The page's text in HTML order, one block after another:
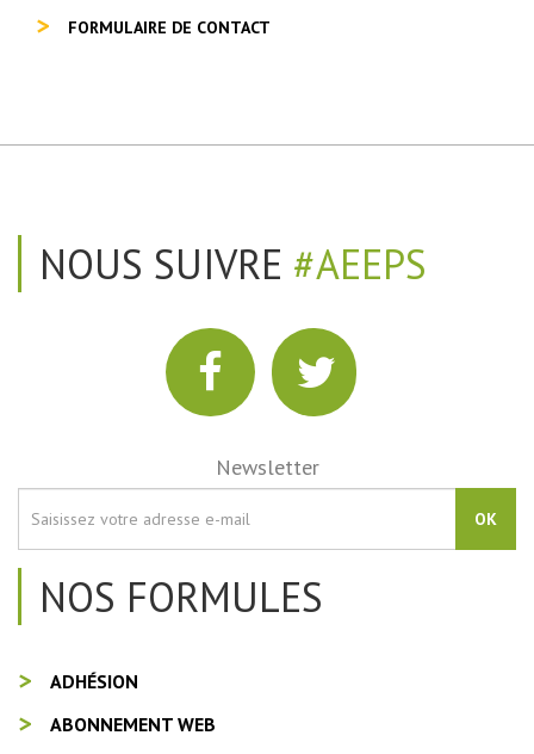
FORMULAIRE DE CONTACT
NOUS SUIVRE #AEEPS
Newsletter
OK
NOS FORMULES
ADHÉSION
ABONNEMENT WEB